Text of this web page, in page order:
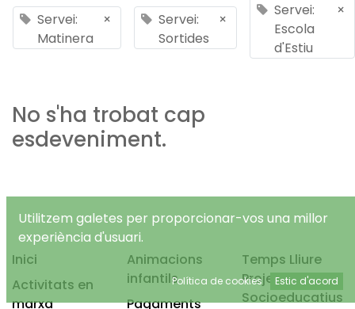
Servei:
Matinera
×
Servei:
Sortides
×
Servei:
Escola
d'Estiu
×
No s'ha trobat cap
esdeveniment.
Inici
Activitats en
marxa
Animacions
infantils
Pagaments
Temps Lliure
Projectes
Socioeducatius
Utilitzem galetes per proporcionar-vos una millor
experiència d'usuari.
Política de cookies Estic d'acord